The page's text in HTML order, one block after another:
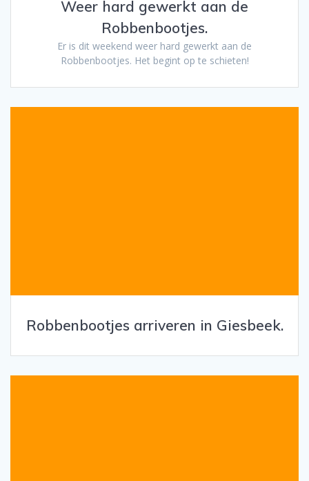
Weer hard gewerkt aan de
Robbenbootjes.
Er is dit weekend weer hard gewerkt aan de
Robbenbootjes. Het begint op te schieten!
Robbenbootjes arriveren in Giesbeek.